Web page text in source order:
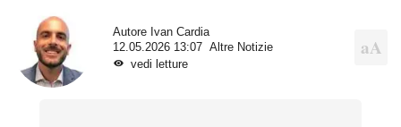
Autore Ivan Cardia
12.05.2026 13:07
Altre Notizie
vedi letture